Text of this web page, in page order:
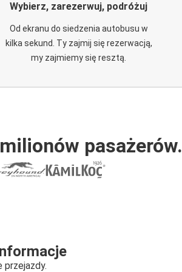
Wybierz, zarezerwuj, podróżuj
Od ekranu do siedzenia autobusu w
kilka sekund. Ty zajmij się rezerwacją,
my zajmiemy się resztą.
pasażerów.
przejazdy.